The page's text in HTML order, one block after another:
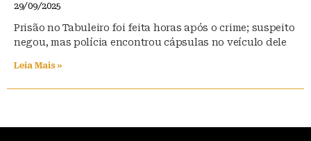
29/09/2025
Prisão no Tabuleiro foi feita horas após o crime; suspeito
negou, mas polícia encontrou cápsulas no veículo dele
Leia Mais »